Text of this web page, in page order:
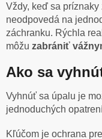
Vždy, keď sa
neodpovedá na
záchranku. Rýchla
môžu zabrániť
Ako sa
Vyhnúť sa úpalu je
jednoduchých
Kľúčom je ochrana